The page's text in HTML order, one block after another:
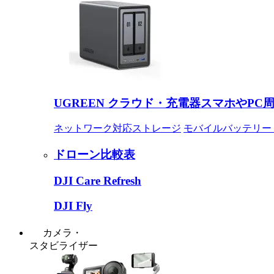
UGREEN クラウド・充電器スマホやPC
ネットワーク対応ストレージ モバイルバッテリー
ドローン比較表
DJI Care Refresh
DJI Fly
カメラ・
スタビライザー